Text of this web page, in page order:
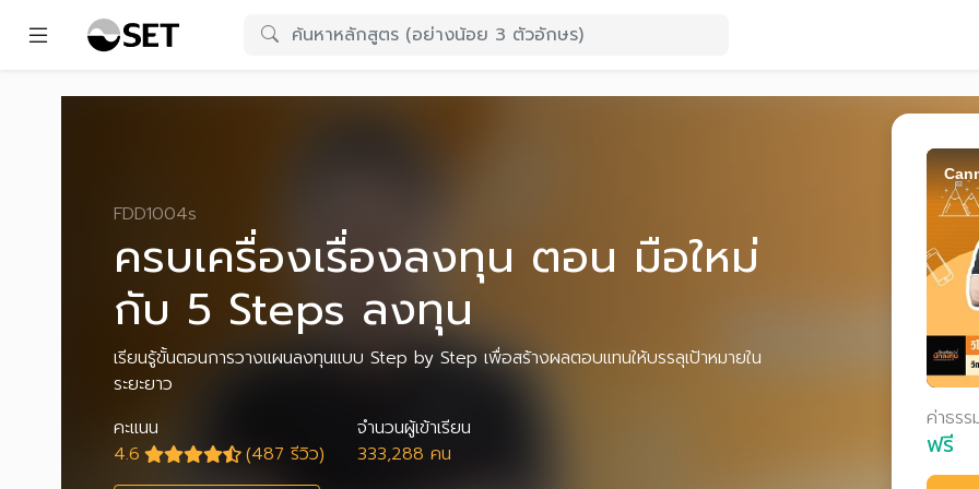
FDD1004s
ครบเครื่องเรื่องลงทุน ตอน มือใหม่
กับ 5 Steps ลงทุน
เรียนรู้ขั้นตอนการวางแผนลงทุนแบบ Step by Step เพื่อสร้างผลตอบแทนให้บรรลุเป้าหมายใน
ระยะยาว
คะแนน
4.6
(487 รีวิว)
จำนวนผู้เข้าเรียน
333,288 คน
ค่าธรร
ฟรี